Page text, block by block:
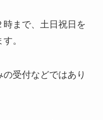
まで、土日祝日を
。
受付などではあり